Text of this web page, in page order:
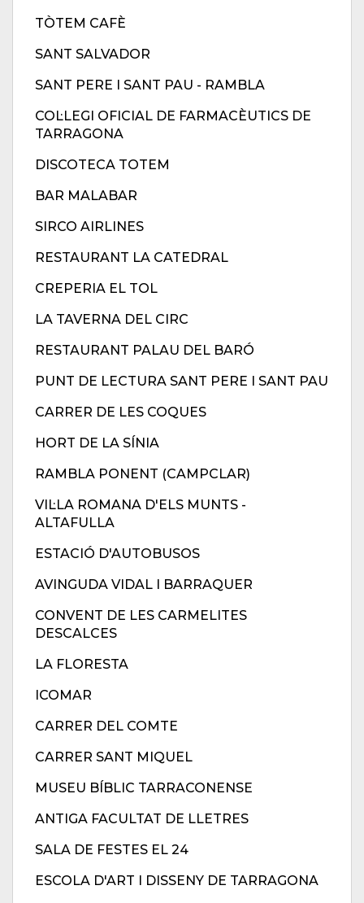
TÒTEM CAFÈ
SANT SALVADOR
SANT PERE I SANT PAU - RAMBLA
COL·LEGI OFICIAL DE FARMACÈUTICS DE
TARRAGONA
DISCOTECA TOTEM
BAR MALABAR
SIRCO AIRLINES
RESTAURANT LA CATEDRAL
CREPERIA EL TOL
LA TAVERNA DEL CIRC
RESTAURANT PALAU DEL BARÓ
PUNT DE LECTURA SANT PERE I SANT PAU
CARRER DE LES COQUES
HORT DE LA SÍNIA
RAMBLA PONENT (CAMPCLAR)
VIL·LA ROMANA D'ELS MUNTS -
ALTAFULLA
ESTACIÓ D'AUTOBUSOS
AVINGUDA VIDAL I BARRAQUER
CONVENT DE LES CARMELITES
DESCALCES
LA FLORESTA
ICOMAR
CARRER DEL COMTE
CARRER SANT MIQUEL
MUSEU BÍBLIC TARRACONENSE
ANTIGA FACULTAT DE LLETRES
SALA DE FESTES EL 24
ESCOLA D'ART I DISSENY DE TARRAGONA